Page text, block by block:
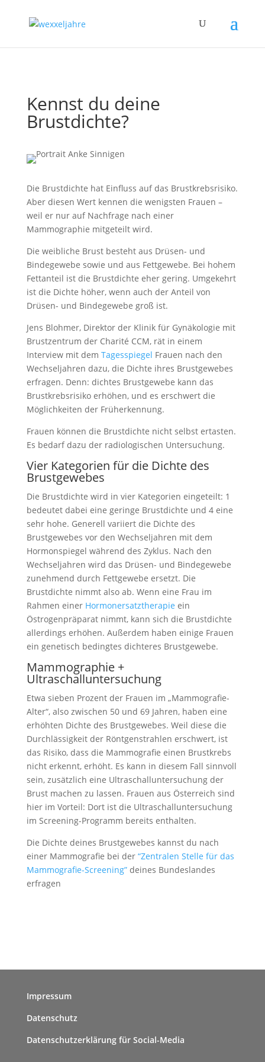
Kennst du deine
Brustdichte?
Die Brustdichte hat Einfluss auf das Brustkrebsrisiko.
Aber diesen Wert kennen die wenigsten Frauen –
weil er nur auf Nachfrage nach einer
Mammographie mitgeteilt wird.
Die weibliche Brust besteht aus Drüsen- und
Bindegewebe sowie und aus Fettgewebe. Bei hohem
Fettanteil ist die Brustdichte eher gering. Umgekehrt
ist die Dichte höher, wenn auch der Anteil von
Drüsen- und Bindegewebe groß ist.
Jens Blohmer, Direktor der Klinik für Gynäkologie mit
Brustzentrum der Charité CCM, rät in einem
Interview mit dem Tagesspiegel Frauen nach den
Wechseljahren dazu, die Dichte ihres Brustgewebes
erfragen. Denn: dichtes Brustgewebe kann das
Brustkrebsrisiko erhöhen, und es erschwert die
Möglichkeiten der Früherkennung.
Frauen können die Brustdichte nicht selbst ertasten.
Es bedarf dazu der radiologischen Untersuchung.
Vier Kategorien für die Dichte des
Brustgewebes
Die Brustdichte wird in vier Kategorien eingeteilt: 1
bedeutet dabei eine geringe Brustdichte und 4 eine
sehr hohe. Generell variiert die Dichte des
Brustgewebes vor den Wechseljahren mit dem
Hormonspiegel während des Zyklus. Nach den
Wechseljahren wird das Drüsen- und Bindegewebe
zunehmend durch Fettgewebe ersetzt. Die
Brustdichte nimmt also ab. Wenn eine Frau im
Rahmen einer Hormonersatztherapie ein
Östrogenpräparat nimmt, kann sich die Brustdichte
allerdings erhöhen. Außerdem haben einige Frauen
ein genetisch bedingtes dichteres Brustgewebe.
Mammographie +
Ultraschalluntersuchung
Etwa sieben Prozent der Frauen im „Mammografie-
Alter“, also zwischen 50 und 69 Jahren, haben eine
erhöhten Dichte des Brustgewebes. Weil diese die
Durchlässigkeit der Röntgenstrahlen erschwert, ist
das Risiko, dass die Mammografie einen Brustkrebs
nicht erkennt, erhöht. Es kann in diesem Fall sinnvoll
sein, zusätzlich eine Ultraschalluntersuchung der
Brust machen zu lassen. Frauen aus Österreich sind
hier im Vorteil: Dort ist die Ultraschalluntersuchung
im Screening-Programm bereits enthalten.
Die Dichte deines Brustgewebes kannst du nach
einer Mammografie bei der “Zentralen Stelle für das
Mammografie-Screening”deines Bundeslandes
erfragen
Impressum
Datenschutz
Datenschutzerklärung für Social-Media